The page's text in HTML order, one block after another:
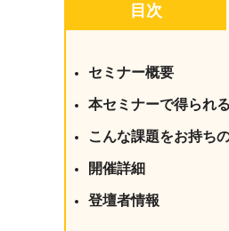
AIでタスクの優先順位を瞬時に判
断。 時間の管理からエネルギーの
AI人材育成：プロジェクトマネ
AIでステークホルダー分析を行い、
を出す推進力を養う
目次
セミナー概要
本セミナーで得られ
こんな課題をお持ち
開催詳細
登壇者情報